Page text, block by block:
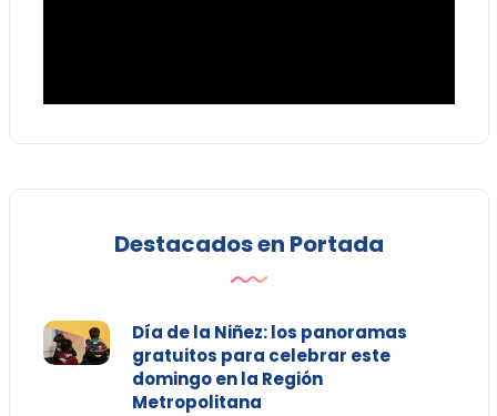
Destacados en Portada
Día de la Niñez: los panoramas
gratuitos para celebrar este
domingo en la Región
Metropolitana